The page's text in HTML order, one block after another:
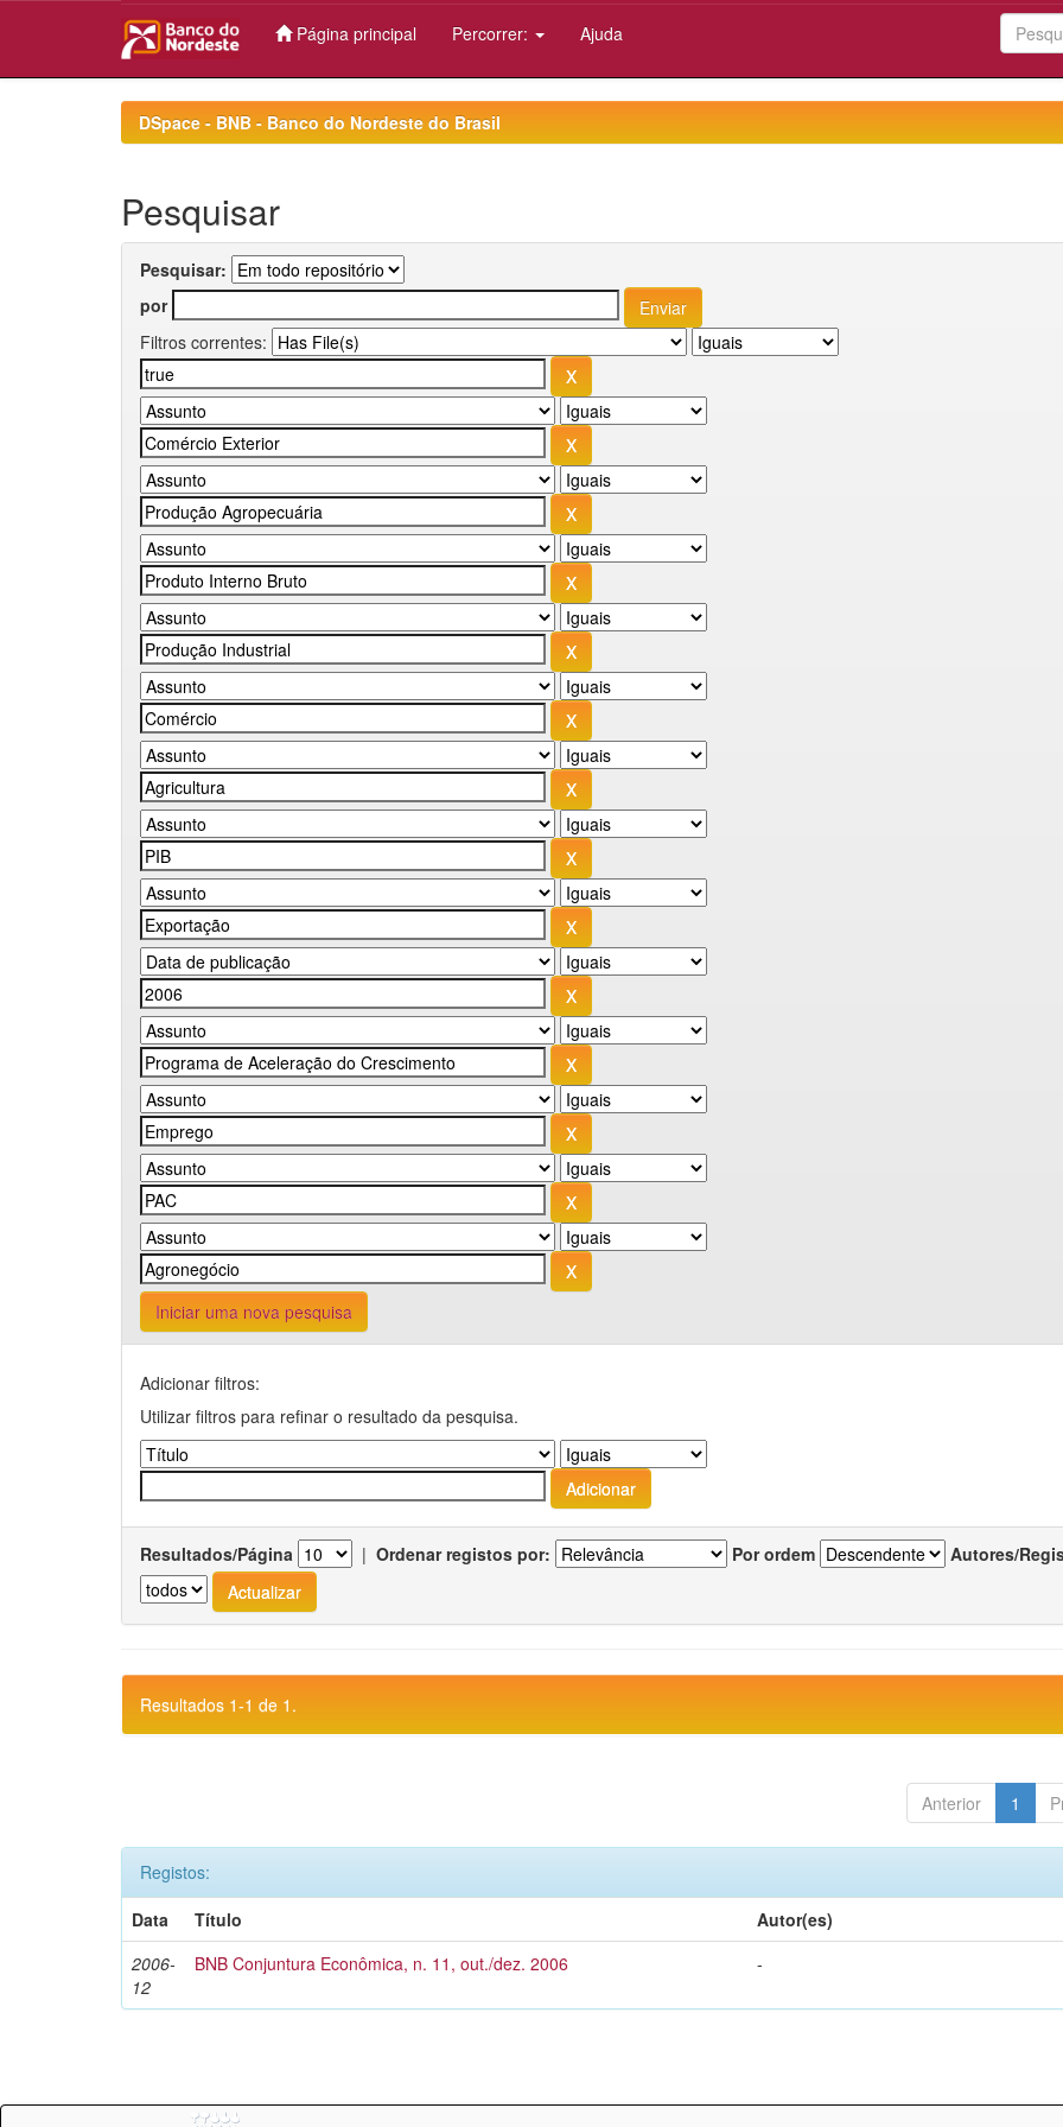
Página principal Percorrer: Ajuda
DSpace - BNB - Banco do Nordeste do Brasil
Pesquisar
Pesquisar:
por
Filtros correntes:
Iniciar uma nova pesquisa
Adicionar filtros:
Utilizar filtros para refinar o resultado da pesquisa.
Resultados/Página | Ordenar registos por: Por ordem Autores/
Resultados 1-1 de 1.
Anterior 1
Registos:
Data
Título
Autor(es)
2006-
12
BNB Conjuntura Econômica, n. 11, out./dez. 2006 -